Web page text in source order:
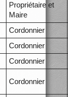
Propriétaire et
Maire
Cordonnier
Cordonnier
Cordonnier
Cordonnier